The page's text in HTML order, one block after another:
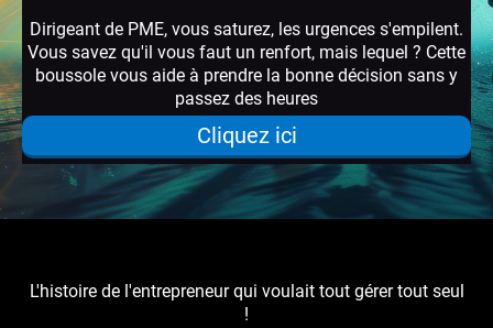
Dirigeant de PME, vous saturez, les urgences s'empilent.
Vous savez qu'il vous faut un renfort, mais lequel ? Cette
boussole vous aide à prendre la bonne décision sans y
passez des heures
Cliquez ici
L'histoire de l'entrepreneur qui voulait tout gérer tout seul
!